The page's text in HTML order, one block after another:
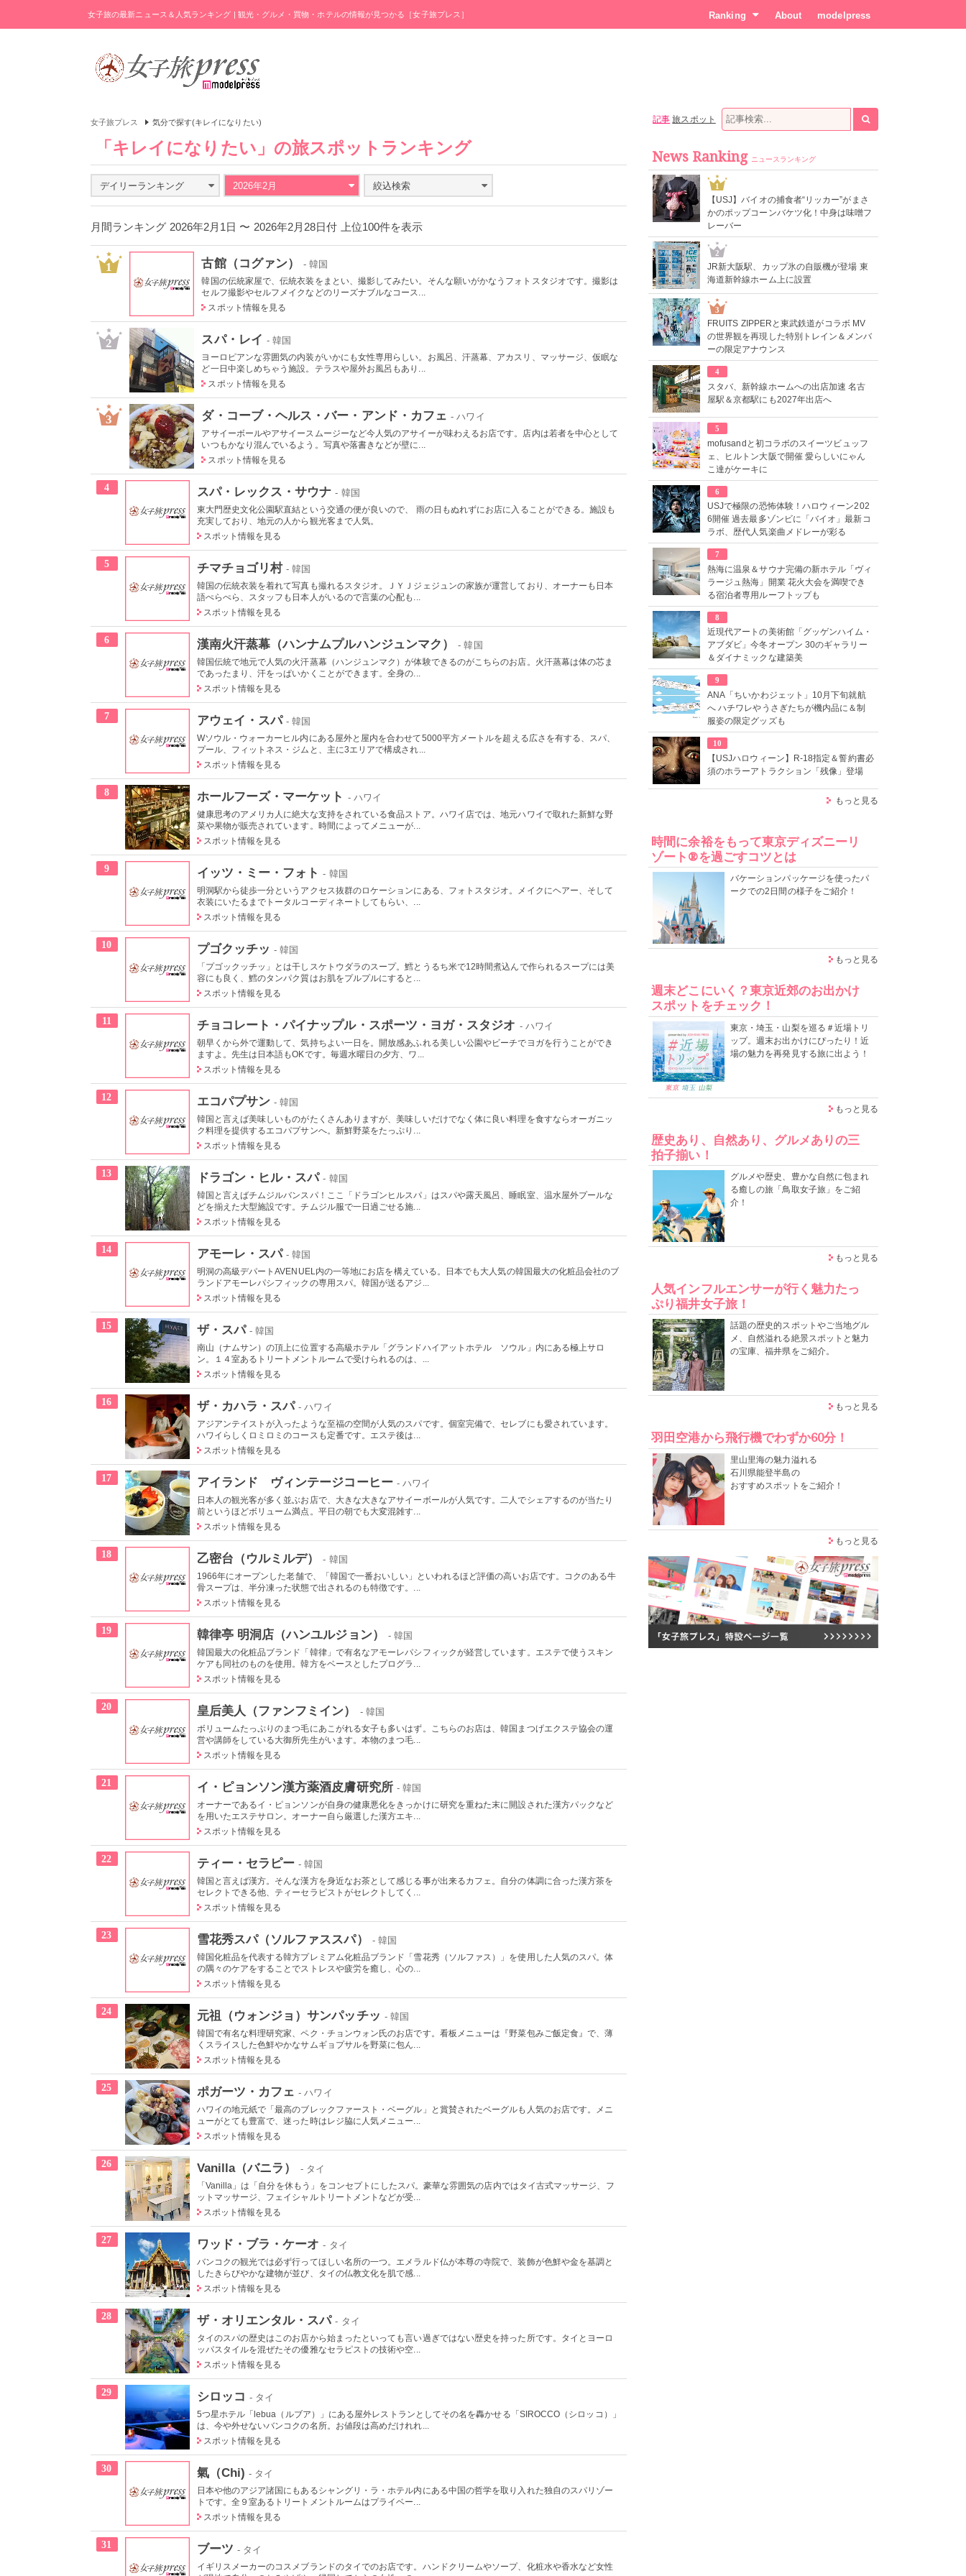
女子旅の最新ニュース＆人気ランキング | 観光・グルメ・買物・ホテルの情報が見つかる［女子旅プレス］ Ranking About modelpress
女子旅プレス 気分で探す(キレイになりたい)
「キレイになりたい」の旅スポットランキング
デイリーランキング 2026年2月 絞込検索
月間ランキング 2026年2月1日 〜 2026年2月28日付 上位100件を表示
1 古館（コグァン） - 韓国
韓国の伝統家屋で、伝統衣装をまとい、撮影してみたい。そんな願いがかなうフォトスタジオです。撮影は
セルフ撮影やセルフメイクなどのリーズナブルなコース...
スポット情報を見る
2 スパ・レイ - 韓国
ヨーロピアンな雰囲気の内装がいかにも女性専用らしい。お風呂、汗蒸幕、アカスリ、マッサージ、仮眠な
ど一日中楽しめちゃう施設。テラスや屋外お風呂もあり...
スポット情報を見る
3 ダ・コーブ・ヘルス・バー・アンド・カフェ - ハワイ
アサイーボールやアサイースムージーなど今人気のアサイーが味わえるお店です。店内は若者を中心として
いつもかなり混んでいるよう。写真や落書きなどが壁に...
スポット情報を見る
4 スパ・レックス・サウナ - 韓国
東大門歴史文化公園駅直結という交通の便が良いので、 雨の日もぬれずにお店に入ることができる。施設も
充実しており、地元の人から観光客まで人気。
スポット情報を見る
5 チマチョゴリ村 - 韓国
韓国の伝統衣装を着れて写真も撮れるスタジオ。ＪＹＪジェジュンの家族が運営しており、オーナーも日本
語ぺらぺら、スタッフも日本人がいるので言葉の心配も...
スポット情報を見る
6 漢南火汗蒸幕（ハンナムプルハンジュンマク） - 韓国
韓国伝統で地元で人気の火汗蒸幕（ハンジュンマク）が体験できるのがこちらのお店。火汗蒸幕は体の芯ま
であったまり、汗をっぱいかくことができます。全身の...
スポット情報を見る
7 アウェイ・スパ - 韓国
Wソウル・ウォーカーヒル内にある屋外と屋内を合わせて5000平方メートルを超える広さを有する、スパ、
プール、フィットネス・ジムと、主に3エリアで構成され...
スポット情報を見る
8 ホールフーズ・マーケット - ハワイ
健康思考のアメリカ人に絶大な支持をされている食品ストア。ハワイ店では、地元ハワイで取れた新鮮な野
菜や果物が販売されています。時間によってメニューが...
スポット情報を見る
9 イッツ・ミー・フォト - 韓国
明洞駅から徒歩一分というアクセス抜群のロケーションにある、フォトスタジオ。メイクにヘアー、そして
衣装にいたるまでトータルコーディネートしてもらい、...
スポット情報を見る
10 プゴクッチッ - 韓国
「プゴックッチッ」とは干しスケトウダラのスープ。鱈とうるち米で12時間煮込んで作られるスープには美
容にも良く、鱈のタンパク質はお肌をプルプルにすると...
スポット情報を見る
11 チョコレート・パイナップル・スポーツ・ヨガ・スタジオ - ハワイ
朝早くから外で運動して、気持ちよい一日を。開放感あふれる美しい公園やビーチでヨガを行うことができ
ますよ。先生は日本語もOKです。毎週水曜日の夕方、ワ...
スポット情報を見る
12 エコパプサン - 韓国
韓国と言えば美味しいものがたくさんありますが、美味しいだけでなく体に良い料理を食すならオーガニッ
ク料理を提供するエコパプサンへ。新鮮野菜をたっぷり...
スポット情報を見る
13 ドラゴン・ヒル・スパ - 韓国
韓国と言えばチムジルバンスパ！ここ「ドラゴンヒルスパ」はスパや露天風呂、睡眠室、温水屋外プールな
どを揃えた大型施設です。チムジル服で一日過ごせる施...
スポット情報を見る
14 アモーレ・スパ - 韓国
明洞の高級デパートAVENUEL内の一等地にお店を構えている。日本でも大人気の韓国最大の化粧品会社のブ
ランドアモーレパシフィックの専用スパ。韓国が送るアジ...
スポット情報を見る
15 ザ・スパ - 韓国
南山（ナムサン）の頂上に位置する高級ホテル「グランドハイアットホテル ソウル」内にある極上サロ
ン。１４室あるトリートメントルームで受けられるのは、...
スポット情報を見る
16 ザ・カハラ・スパ - ハワイ
アジアンテイストが入ったような至福の空間が人気のスパです。個室完備で、セレブにも愛されています。
ハワイらしくロミロミのコースも定番です。エステ後は...
スポット情報を見る
17 アイランド ヴィンテージコーヒー - ハワイ
日本人の観光客が多く並ぶお店で、大きな大きなアサイーボールが人気です。二人でシェアするのが当たり
前というほどボリューム満点。平日の朝でも大変混雑す...
スポット情報を見る
18 乙密台（ウルミルデ） - 韓国
1966年にオープンした老舗で、「韓国で一番おいしい」といわれるほど評価の高いお店です。コクのある牛
骨スープは、半分凍った状態で出されるのも特徴です。...
スポット情報を見る
19 韓律亭 明洞店（ハンユルジョン） - 韓国
韓国最大の化粧品ブランド「韓律」で有名なアモーレパシフィックが経営しています。エステで使うスキン
ケアも同社のものを使用。韓方をベースとしたプログラ...
スポット情報を見る
20 皇后美人（ファンフミイン） - 韓国
ボリュームたっぷりのまつ毛にあこがれる女子も多いはず。こちらのお店は、韓国まつげエクステ協会の運
営や講師をしている大御所先生がいます。本物のまつ毛...
スポット情報を見る
21 イ・ピョンソン漢方薬酒皮膚研究所 - 韓国
オーナーであるイ・ピョンソンが自身の健康悪化をきっかけに研究を重ねた末に開設された漢方パックなど
を用いたエステサロン。オーナー自ら厳選した漢方エキ...
スポット情報を見る
22 ティー・セラピー - 韓国
韓国と言えば漢方。そんな漢方を身近なお茶として感じる事が出来るカフェ。自分の体調に合った漢方茶を
セレクトできる他、ティーセラピストがセレクトしてく...
スポット情報を見る
23 雪花秀スパ（ソルファススパ） - 韓国
韓国化粧品を代表する韓方プレミアム化粧品ブランド「雪花秀（ソルファス）」を使用した人気のスパ。体
の隅々のケアをすることでストレスや疲労を癒し、心の...
スポット情報を見る
24 元祖（ウォンジョ）サンパッチッ - 韓国
韓国で有名な料理研究家、ペク・チョンウォン氏のお店です。看板メニューは『野菜包みご飯定食』で、薄
くスライスした色鮮やかなサムギョプサルを野菜に包ん...
スポット情報を見る
25 ポガーツ・カフェ - ハワイ
ハワイの地元紙で「最高のブレックファースト・ベーグル」と賞賛されたベーグルも人気のお店です。メニ
ューがとても豊富で、迷った時はレジ脇に人気メニュー...
スポット情報を見る
26 Vanilla（バニラ） - タイ
「Vanilla」は「自分を休もう」をコンセプトにしたスパ。豪華な雰囲気の店内ではタイ古式マッサージ、フ
ットマッサージ、フェイシャルトリートメントなどが受...
スポット情報を見る
27 ワッド・ブラ・ケーオ - タイ
バンコクの観光では必ず行ってほしい名所の一つ。エメラルド仏が本尊の寺院で、装飾が色鮮や金を基調と
したきらびやかな建物が並び、タイの仏教文化を肌で感...
スポット情報を見る
28 ザ・オリエンタル・スパ - タイ
タイのスパの歴史はこのお店から始まったといっても言い過ぎではない歴史を持った所です。タイとヨーロ
ッパスタイルを混ぜたその優雅なセラピストの技術や空...
スポット情報を見る
29 シロッコ - タイ
5つ星ホテル「lebua（ルブア）」にある屋外レストランとしてその名を轟かせる「SIROCCO（シロッコ）」
は、今や外せないバンコクの名所。お値段は高めだけれれ...
スポット情報を見る
30 氣（Chi) - タイ
日本や他のアジア諸国にもあるシャングリ・ラ・ホテル内にある中国の哲学を取り入れた独自のスパリゾー
トです。全９室あるトリートメントルームはプライベー...
スポット情報を見る
31 ブーツ - タイ
イギリスメーカーのコスメブランドのタイでのお店です。ハンドクリームやソープ、化粧水や香水など女性
記事 旅スポット
News Ranking ニュースランキング
1
【USJ】バイオの捕食者“リッカー”がまさ
かのポップコーンバケツ化！中身は味噌フ
レーバー
2
JR新大阪駅、カップ氷の自販機が登場 東
海道新幹線ホーム上に設置
3
FRUITS ZIPPERと東武鉄道がコラボ MV
の世界観を再現した特別トレイン＆メンバ
ーの限定アナウンス
4
スタバ、新幹線ホームへの出店加速 名古
屋駅＆京都駅にも2027年出店へ
5
mofusandと初コラボのスイーツビュッフ
ェ、ヒルトン大阪で開催 愛らしいにゃん
こ達がケーキに
6
USJで極限の恐怖体験！ハロウィーン202
6開催 過去最多ゾンビに「バイオ」最新コ
ラボ、歴代人気楽曲メドレーが彩る
7
熱海に温泉＆サウナ完備の新ホテル「ヴィ
ラージュ熱海」開業 花火大会を満喫でき
る宿泊者専用ルーフトップも
8
近現代アートの美術館「グッゲンハイム・
アブダビ」今冬オープン 30のギャラリー
＆ダイナミックな建築美
9
ANA「ちいかわジェット」10月下旬就航
へ ハチワレやうさぎたちが機内品に＆制
服姿の限定グッズも
10
【USJハロウィーン】R-18指定＆誓約書必
須のホラーアトラクション「残像」登場
もっと見る
時間に余裕をもって東京ディズニーリ
ゾート®を過ごすコツとは
バケーションパッケージを使ったパ
ークでの2日間の様子をご紹介！
もっと見る
週末どこにいく？東京近郊のお出かけ
スポットをチェック！
東京・埼玉・山梨を巡る＃近場トリ
ップ。週末お出かけにぴったり！近
場の魅力を再発見する旅に出よう！
もっと見る
歴史あり、自然あり、グルメありの三
拍子揃い！
グルメや歴史、豊かな自然に包まれ
る癒しの旅「鳥取女子旅」をご紹
介！
もっと見る
人気インフルエンサーが行く魅力たっ
ぷり福井女子旅！
話題の歴史的スポットやご当地グル
メ、自然溢れる絶景スポットと魅力
の宝庫、福井県をご紹介。
もっと見る
羽田空港から飛行機でわずか60分！
里山里海の魅力溢れる
石川県能登半島の
おすすめスポットをご紹介！
もっと見る